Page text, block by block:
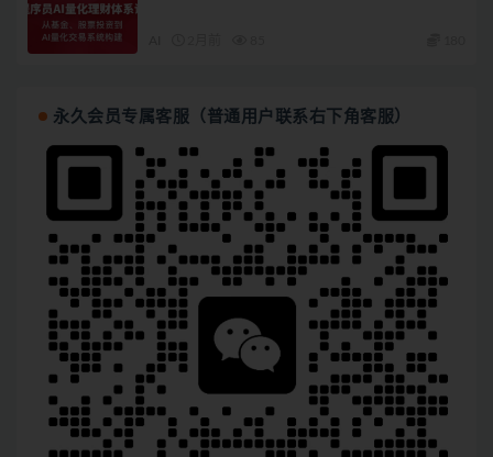
永久会员专属客服（普通用户联系右下角客服）